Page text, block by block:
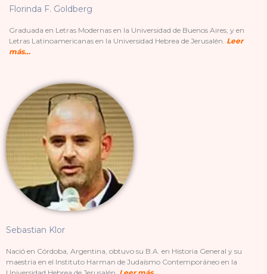
Florinda F. Goldberg
Graduada en Letras Modernas en la Universidad de Buenos Aires, y en
Letras Latinoamericanas en la Universidad Hebrea de Jerusalén. Leer
más…
Sebastian Klor
Nació en Córdoba, Argentina, obtuvo su B.A. en Historia General y su
maestría en el Instituto Harman de Judaísmo Contemporáneo en la